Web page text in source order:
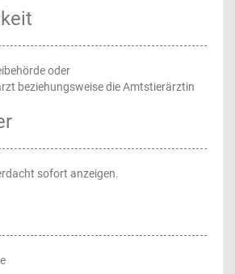
oder
beziehungsweise die Amtstierärztin
sofort anzeigen.